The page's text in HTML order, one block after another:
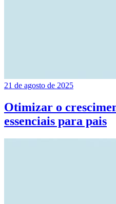
21 de agosto de 2025
Otimizar o
essenciais para pais